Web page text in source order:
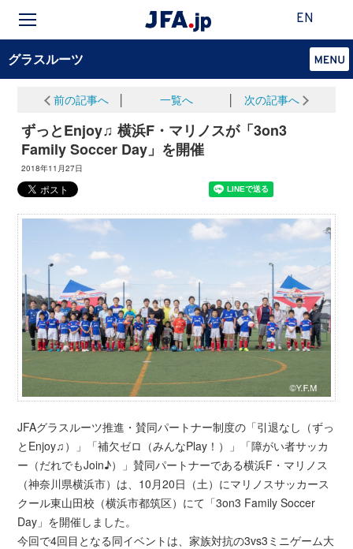
EN
グラスルーツ
前の記事へ 一覧へ 次の記事へ
ずっとEnjoy♫ 横浜F・マリノスが「3on3
Family Soccer Day」を開催
2018年11月27日
JFAグラスルーツ推進・賛同パートナー制度の「引退なし（ずっ
とEnjoy♫）」「補欠ゼロ（みんなPlay！）」「障がい者サッカ
ー（だれでもJoin♪）」賛同パートナーである横浜F・ マリノス
（神奈川県横浜市）は、10月20日（土）にマリノスサッカース
クール東山田校（横浜市都筑区）にて「3on3 Family Soccer
Day」を開催しました。
今回で4回目となる同イベントは、家族対抗の3vs3ミニゲーム大